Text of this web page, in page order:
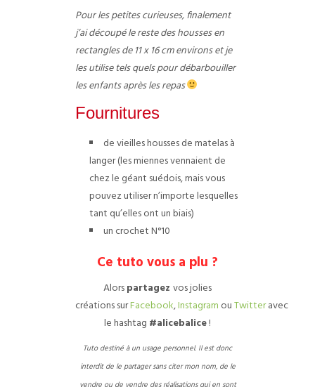
Pour les petites curieuses, finalement
j’ai découpé le reste des housses en
rectangles de 11 x 16 cm environs et je
les utilise tels quels pour débarbouiller
les enfants après les repas
Fournitures
de vieilles housses de matelas à
langer (les miennes vennaient de
chez le géant suédois, mais vous
pouvez utiliser n’importe lesquelles
tant qu’elles ont un biais)
un crochet N°10
Ce tuto vous a plu ?
Alorspartagez vos jolies
créations surFacebook,Instagram ouTwitteravec
le hashtag #alicebalice!
Tuto destiné à un usage personnel. Il est donc
interdit de le partager sans citer mon nom, de le